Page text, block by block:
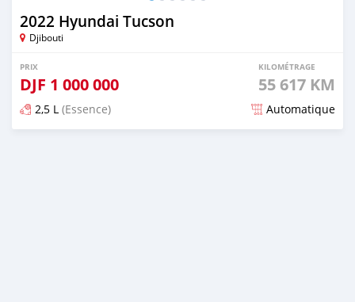
2022 Hyundai Tucson
Djibouti
PRIX
DJF 1 000 000
KILOMÉTRAGE
55 617 KM
2,5 L (Essence) Automatique